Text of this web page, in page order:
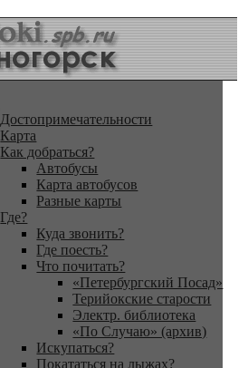
Достопримечательности
Карта
Как добраться?
Автобусы
Карта автобусов
Разные карты
Где?
Куда звонить?
Где поесть?
Что почитать?
«Петербургский Посад»
Терийокские старости
Электр. библиотека
«По Случаю» (архив)
Искупаться?
Покататься на лыжах?